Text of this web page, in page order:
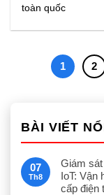
toàn quốc
1 2
BÀI VIẾT
07
Th8
Giám
IoT: Vận
cấp điện